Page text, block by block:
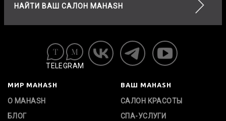
НАЙТИ ВАШ САЛОН MAHASH
TELEGRAM
МИР MAHASH
О MAHASH
БЛОГ
ВАШ MAHASH
САЛОН КРАСОТЫ
СПА-УСЛУГИ